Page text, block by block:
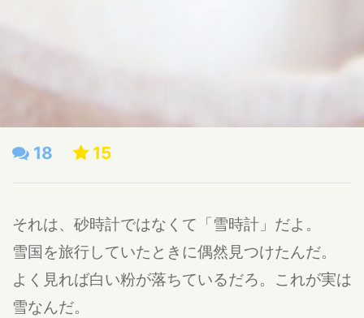
18 15
それは、砂時計ではなくて「雪時計」だよ。
雪国を旅行していたときに偶然見つけたんだ。
よく見れば白い粉が落ちているだろ。これが実は
雪なんだ。